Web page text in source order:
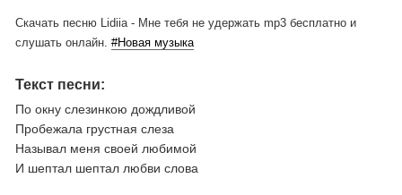
Скачать песню Lidiia - Мне тебя не удержать mp3 бесплатно и
слушать онлайн. #Новая музыка
Текст песни:
По окну слезинкою дождливой
Пробежала грустная слеза
Называл меня своей любимой
И шептал шептал любви слова